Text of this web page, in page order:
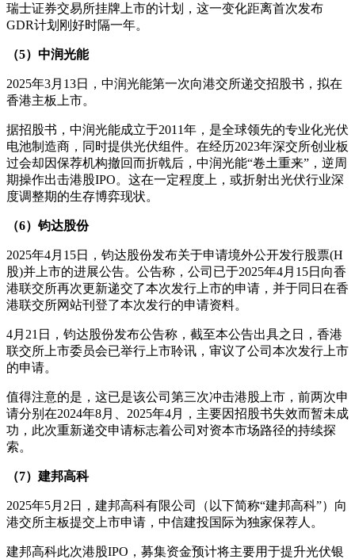
瑞士证券交易所挂牌上市的计划，这一变化距离首次发布
GDR计划刚好时隔一年。
（5）中润光能
2025年3月13日，中润光能第一次向港交所递交招股书，拟在
香港主板上市。
据招股书，中润光能成立于2011年，是全球领先的专业化光伏
电池制造商，同时提供光伏组件。在经历2023年深交所创业板
过会却因保荐机构撤回而折戟后，中润光能“卷土重来”，逆周
期操作出击港股IPO。这在一定程度上，或折射出光伏行业深
度调整期的生存博弈现状。
（6）钧达股份
2025年4月15日，钧达股份发布关于申请境外公开发行股票(H
股)并上市的进展公告。公告称，公司已于2025年4月15日向香
港联交所再次更新递交了本次发行上市的申请，并于同日在香
港联交所网站刊登了本次发行的申请资料。
4月21日，钧达股份发布公告称，截至本公告出具之日，香港
联交所上市委员会已举行上市聆讯，审议了公司本次发行上市
的申请。
值得注意的是，这已是该公司第三次冲击港股上市，前两次申
请分别在2024年8月、2025年4月，主要因招股书失效而暂未成
功，此次重新递交申请标志着公司对资本市场路径的持续探
索。
（7）建邦高科
2025年5月2日，建邦高科有限公司（以下简称“建邦高科”）向
港交所主板提交上市申请，中信建投国际为独家保荐人。
建邦高科此次港股IPO，募集资金预计将主要用于提升光伏银